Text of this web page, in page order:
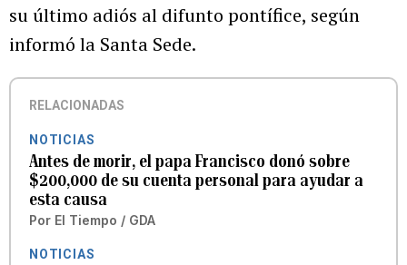
su último adiós al difunto pontífice, según
informó la Santa Sede.
RELACIONADAS
NOTICIAS
Antes de morir, el papa Francisco donó sobre
$200,000 de su cuenta personal para ayudar a
esta causa
Por El Tiempo / GDA
NOTICIAS